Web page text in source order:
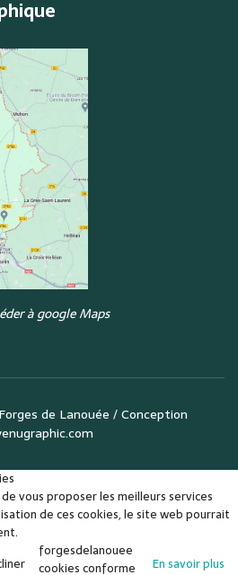
à google Maps
de Lanouée / Conception
vous proposer les meilleurs services
de ces cookies, le site web pourrait
En savoir plus
forgesdelanouee
cookies conforme